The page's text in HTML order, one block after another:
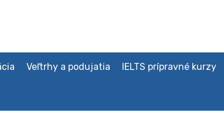
Veľtrhy a podujatia IELTS prípravné kurzy